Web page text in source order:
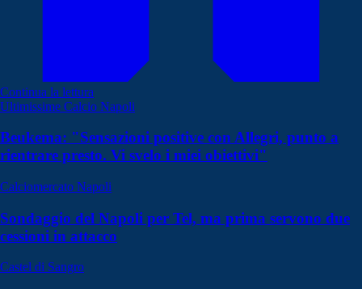
Continua la lettura
Ultimissime Calcio Napoli
Beukema: "Sensazioni positive con Allegri, punto a
rientrare presto. Vi svelo i miei obiettivi"
Calciomercato Napoli
Sondaggio del Napoli per Tel, ma prima servono due
cessioni in attacco
Castel di Sangro